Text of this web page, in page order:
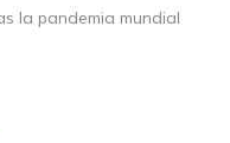
la pandemia mundial